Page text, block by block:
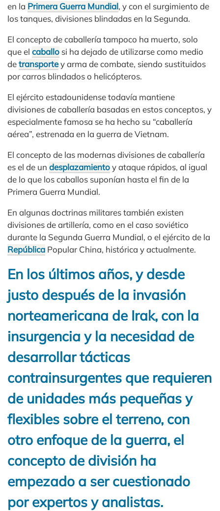
en la Primera Guerra Mundial, y con el surgimiento de
los tanques, divisiones blindadas en la Segunda.
El concepto de caballería tampoco ha muerto, solo
que el caballo si ha dejado de utilizarse como medio
detransportey arma de combate, siendo sustituidos
por carros blindados o helicópteros.
El ejército estadounidense todavía mantiene
divisiones de caballería basadas en estos conceptos, y
especialmente famosa se ha hecho su “caballería
aérea”, estrenada en la guerra de Vietnam.
El concepto de las modernas divisiones de caballería
es el de un desplazamientoy ataque rápidos, al igual
de lo que los caballos suponían hasta el fin de la
Primera Guerra Mundial.
En algunas doctrinas militares también existen
divisiones de artillería, como en el caso soviético
durante la Segunda Guerra Mundial, o el ejército de la
República Popular China, histórica y actualmente.
En los últimos años, y desde
justo después de la invasión
norteamericana de Irak, con la
insurgencia y la necesidad de
desarrollar tácticas
contrainsurgentes que requieren
de unidades más pequeñas y
flexibles sobre el terreno, con
otro enfoque de la guerra, el
concepto de división ha
empezado a ser cuestionado
por expertos y analistas.